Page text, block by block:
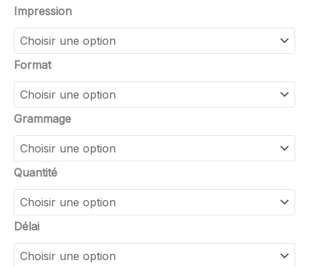
Impression
Format
Grammage
Quantité
Délai
quantité
de
Board
street
60
X
80
CM